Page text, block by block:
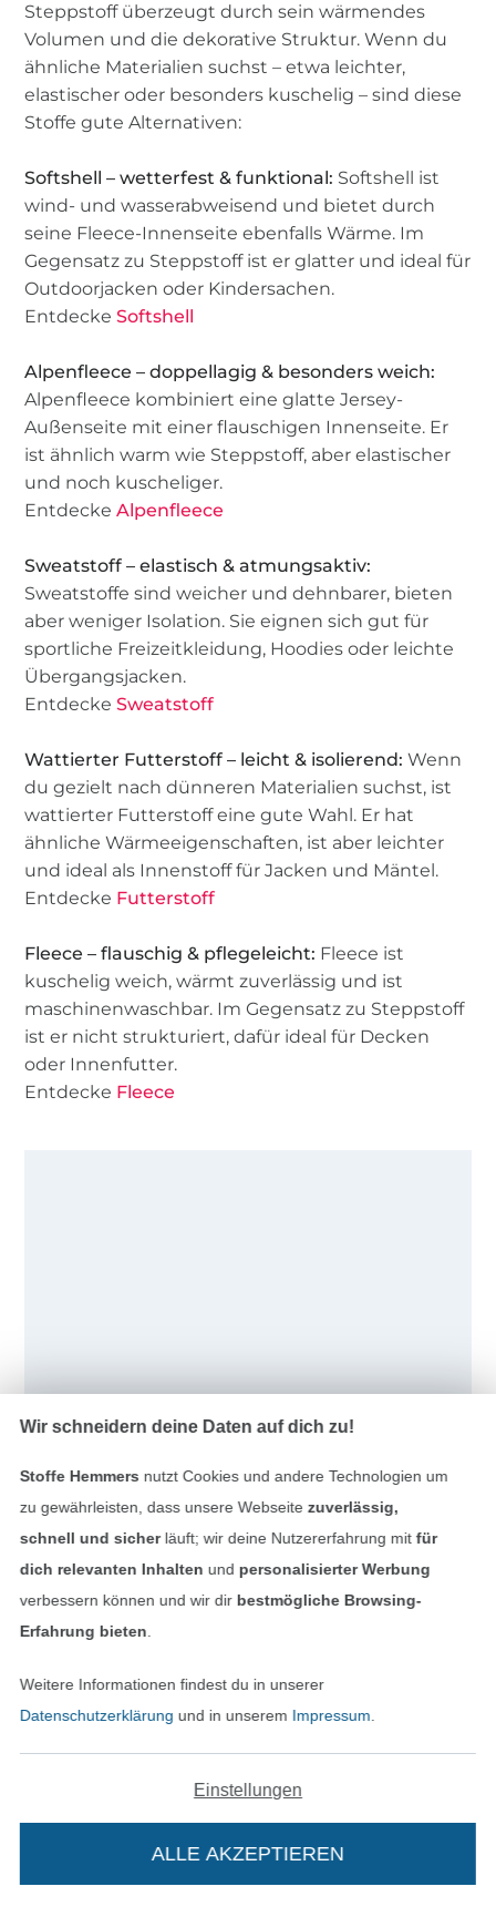
Steppstoff überzeugt durch sein wärmendes
Volumen und die dekorative Struktur. Wenn du
ähnliche Materialien suchst – etwa leichter,
elastischer oder besonders kuschelig – sind diese
Stoffe gute Alternativen:
Softshell – wetterfest & funktional: Softshell ist
wind- und wasserabweisend und bietet durch
seine Fleece-Innenseite ebenfalls Wärme. Im
Gegensatz zu Steppstoff ist er glatter und ideal für
Outdoorjacken oder Kindersachen.
EntdeckeSoftshell
Alpenfleece – doppellagig & besonders weich:
Alpenfleece kombiniert eine glatte Jersey-
Außenseite mit einer flauschigen Innenseite. Er
ist ähnlich warm wie Steppstoff, aber elastischer
und noch kuscheliger.
EntdeckeAlpenfleece
Sweatstoff – elastisch & atmungsaktiv:
Sweatstoffe sind weicher und dehnbarer, bieten
aber weniger Isolation. Sie eignen sich gut für
sportliche Freizeitkleidung, Hoodies oder leichte
Übergangsjacken.
EntdeckeSweatstoff
Wattierter Futterstoff – leicht & isolierend: Wenn
du gezielt nach dünneren Materialien suchst, ist
wattierter Futterstoff eine gute Wahl. Er hat
ähnliche Wärmeeigenschaften, ist aber leichter
und ideal als Innenstoff für Jacken und Mäntel.
Entdecke Futterstoff
Fleece – flauschig & pflegeleicht: Fleece ist
kuschelig weich, wärmt zuverlässig und ist
maschinenwaschbar. Im Gegensatz zu Steppstoff
ist er nicht strukturiert, dafür ideal für Decken
oder Innenfutter.
Entdecke Fleece
Beim Nähen von Steppstoff sorgt die
gleichmäßige Nahtstruktur für das typische
Decken und Taschen.
Wusstest du, dass Steppstoffe immer aus
mehreren Lagen bestehen, die durch Nähte
Wir schneidern deine Daten auf dich zu!
Stoffe Hemmers nutzt Cookies und andere Technologien um
zu gewährleisten, dass unsere Webseite zuverlässig,
schnell und sicherläuft; wir deine Nutzererfahrung mitfür
dich relevanten Inhalten und personalisierter Werbung
verbessern können und wir dir bestmögliche Browsing-
Erfahrung bieten
Weitere Informationen findest du in unserer
Datenschutzerklärung und in unserem Impressum
Einstellungen
ALLE AKZEPTIEREN